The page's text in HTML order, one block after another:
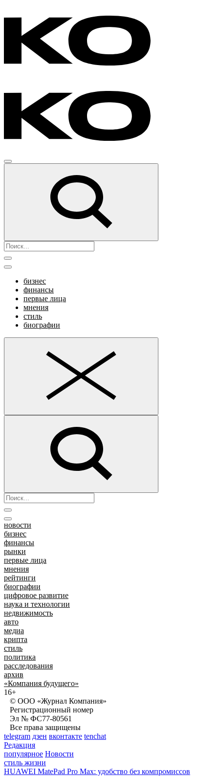
бизнес
финансы
первые лица
мнения
стиль
биографии
новости
бизнес
финансы
рынки
первые лица
мнения
рейтинги
биографии
цифровое развитие
наука и технологии
недвижимость
авто
медиа
крипта
стиль
политика
расследования
архив
«Компания будущего»
16+
© ООО «Журнал Компания»
Регистрационный номер
Эл № ФС77-80561
Все права защищены
telegram дзен вконтакте tenchat
Редакция
популярное Новости
стиль жизни
HUAWEI MatePad Pro Max: удобство без компромиссов